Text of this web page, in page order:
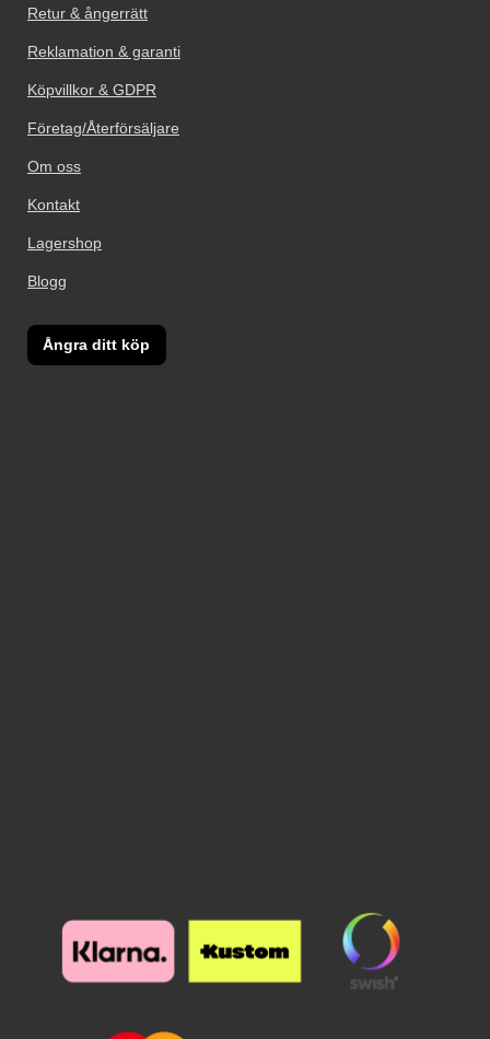
Retur & ångerrätt
Reklamation & garanti
Köpvillkor & GDPR
Företag/Återförsäljare
Om oss
Kontakt
Lagershop
Blogg
Ångra ditt köp